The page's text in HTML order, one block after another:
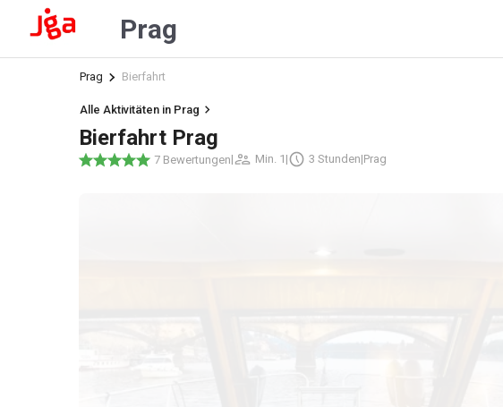
Prag
Prag Bierfahrt
Alle Aktivitäten in Prag
Bierfahrt Prag
7 Bewertungen| Min. 1 | 3 Stunden|Prag